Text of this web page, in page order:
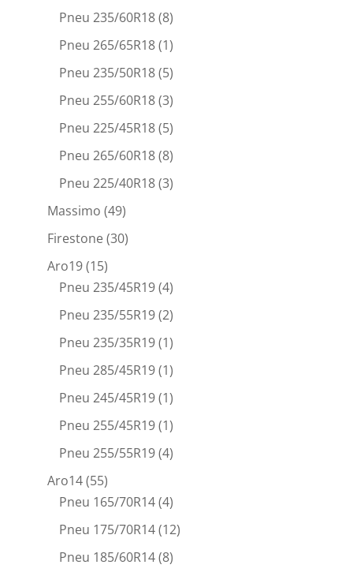
Pneu 235/60R18(8)
Pneu 265/65R18(1)
Pneu 235/50R18(5)
Pneu 255/60R18(3)
Pneu 225/45R18(5)
Pneu 265/60R18(8)
Pneu 225/40R18(3)
Massimo (49)
Firestone(30)
Aro19(15)
Pneu 235/45R19(4)
Pneu 235/55R19(2)
Pneu 235/35R19(1)
Pneu 285/45R19(1)
Pneu 245/45R19(1)
Pneu 255/45R19(1)
Pneu 255/55R19(4)
Aro14(55)
Pneu 165/70R14(4)
Pneu 175/70R14(12)
Pneu 185/60R14(8)